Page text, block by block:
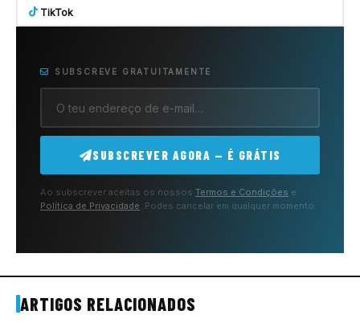
TikTok
SUBSCREVE GRATUITAMENTE
SUBSCREVER AGORA — É GRÁTIS
Ao subscrever aceitas os nossos Termos e Condições e
Política de Privacidade. Podes cancelar em qualquer momento.
ARTIGOS RELACIONADOS